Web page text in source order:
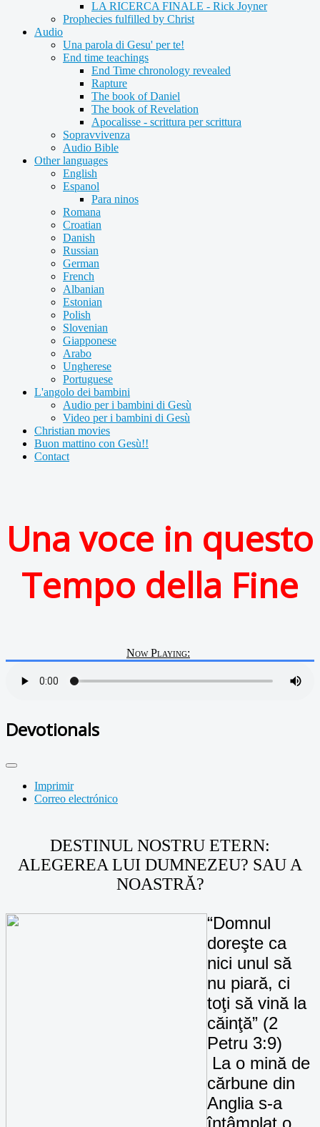
LA RICERCA FINALE - Rick Joyner
Prophecies fulfilled by Christ
Audio
Una parola di Gesu' per te!
End time teachings
End Time chronology revealed
Rapture
The book of Daniel
The book of Revelation
Apocalisse - scrittura per scrittura
Sopravvivenza
Audio Bible
Other languages
English
Espanol
Para ninos
Romana
Croatian
Danish
Russian
German
French
Albanian
Estonian
Polish
Slovenian
Giapponese
Arabo
Ungherese
Portuguese
L'angolo dei bambini
Audio per i bambini di Gesù
Video per i bambini di Gesù
Christian movies
Buon mattino con Gesù!!
Contact
Una voce in questo
Tempo della Fine
Now Playing:
Devotionals
Imprimir
Correo electrónico
DESTINUL NOSTRU ETERN:
ALEGEREA LUI DUMNEZEU? SAU A
NOASTRĂ?
“Domnul
doreşte ca
nici unul să
nu piară, ci
toţi să vină la
căinţă” (2
Petru 3:9)
La o mină de
cărbune din
Anglia s-a
întâmplat o